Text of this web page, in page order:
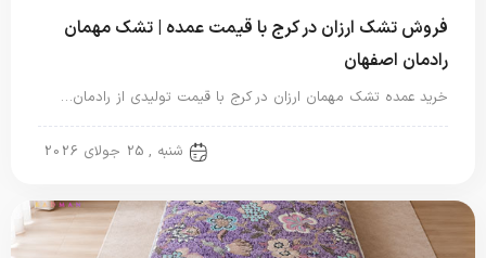
فروش تشک ارزان در کرج با قیمت عمده | تشک مهمان
رادمان اصفهان
خرید عمده تشک مهمان ارزان در کرج با قیمت تولیدی از رادمان…
شنبه , 25 جولای 2026